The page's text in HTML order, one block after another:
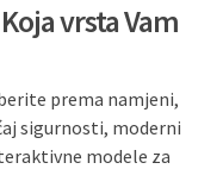
vrsta Vam
prema namjeni,
sigurnosti, moderni
modele za